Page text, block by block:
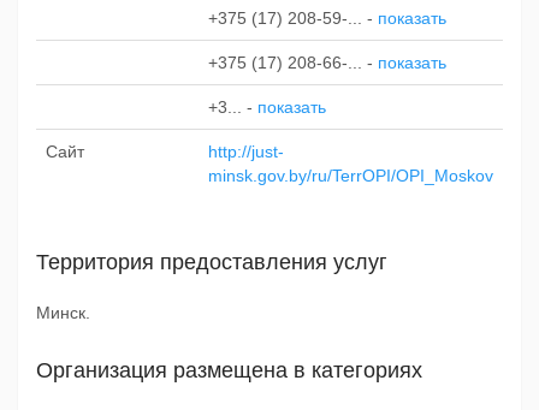
+375 (17) 208-59-... - показать
+375 (17) 208-66-... - показать
+3... - показать
Сайт
http://just-
minsk.gov.by/ru/TerrOPI/OPI_Moskov
Территория предоставления услуг
Минск.
Организация размещена в категориях